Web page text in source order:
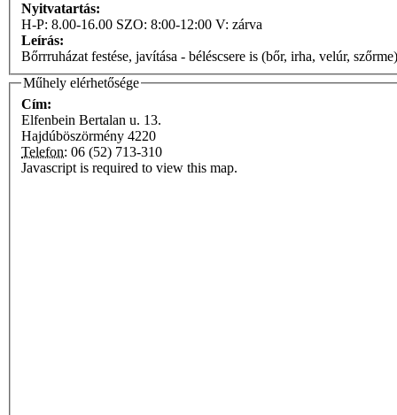
Nyitvatartás:
H-P: 8.00-16.00 SZO: 8:00-12:00 V: zárva
Leírás:
Bőrrruházat festése, javítása - béléscsere is (bőr, irha, velúr,
Műhely elérhetősége
Cím:
Elfenbein Bertalan u. 13.
Hajdúböszörmény 4220
Telefon: 06 (52) 713-310
Javascript is required to view this map.